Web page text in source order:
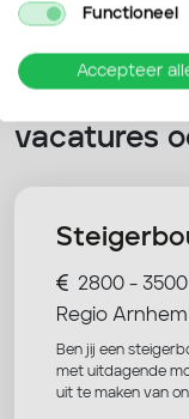
vacatures
2800 -
Regio Arnhem
Ben jij een
met uitdagende
uit te maken van
Functioneel
Accepteer